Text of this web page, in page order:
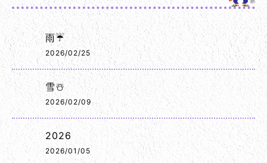
雨☔
2026/02/25
雪☃️
2026/02/09
2026
2026/01/05